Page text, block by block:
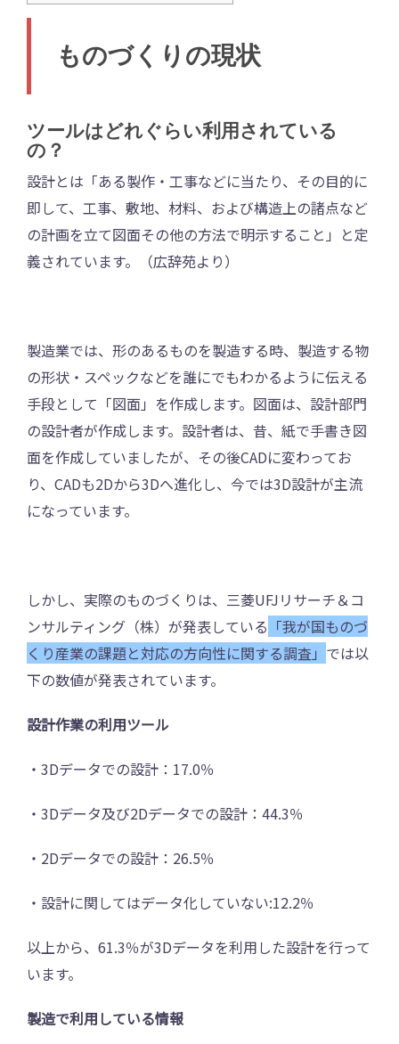
ものづくりの現状
ツールはどれぐらい利用されている
の？
設計とは「ある製作・工事などに当たり、その目的に
即して、工事、敷地、材料、および構造上の諸点など
の計画を立て図面その他の方法で明示すること」と定
義されています。（広辞苑より）
製造業では、形のあるものを製造する時、製造する物
の形状・スペックなどを誰にでもわかるように伝える
手段として「図面」を作成します。図面は、設計部門
の設計者が作成します。設計者は、昔、紙で手書き図
面を作成していましたが、その後CADに変わってお
り、CADも2Dから3Dへ進化し、今では3D設計が主流
になっています。
しかし、実際のものづくりは、三菱UFJリサーチ＆コ
ンサルティング（株）が発表している 「我が国ものづ
くり産業の課題と対応の方向性に関する調査」 では以
下の数値が発表されています。
設計作業の利用ツール
・3Dデータでの設計：17.0％
・3Dデータ及び2Dデータでの設計：44.3％
・2Dデータでの設計：26.5％
・設計に関してはデータ化していない:12.2％
以上から、61.3％が3Dデータを利用した設計を行って
います。
製造で利用している情報